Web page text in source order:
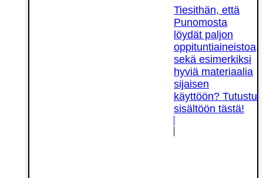
Tiesithän, että
Punomosta
löydät paljon
oppituntiaineistoa,
sekä esimerkiksi
hyviä materiaalia
sijaisen
käyttöön? Tutustu
sisältöön tästä!